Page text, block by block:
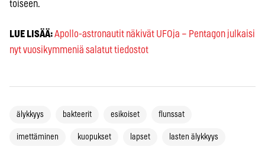
toiseen.
LUE LISÄÄ:Apollo-astronautit näkivät UFOja – Pentagon julkaisi
nyt vuosikymmeniä salatut tiedostot
älykkyys bakteerit esikoiset flunssat
imettäminen kuopukset lapset lasten älykkyys